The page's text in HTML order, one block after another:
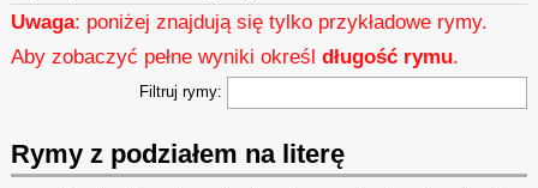
Uwaga: poniżej znajdują się tylko przykładowe rymy.
Aby zobaczyć pełne wyniki określdługość rymu.
Filtruj rymy:
Rymy z podziałem na literę